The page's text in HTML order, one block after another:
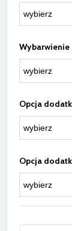
Opcja
Opcja